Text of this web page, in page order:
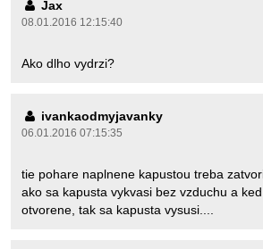
Jax
08.01.2016 12:15:40
Ako dlho vydrzi?
ivankaodmyjavanky
06.01.2016 07:15:35
tie pohare naplnene kapustou treba
ako sa kapusta vykvasi bez vzduchu a
otvorene, tak sa kapusta vysusi....